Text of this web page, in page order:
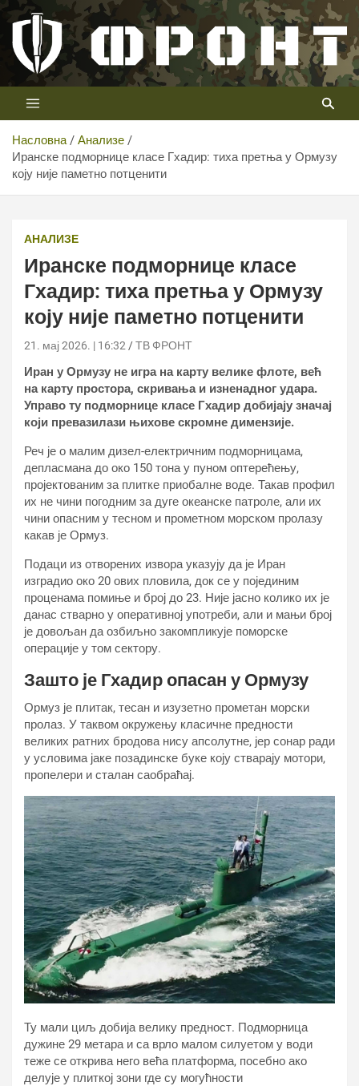
Скип
цонтент
Телевизија ФРОНТ
Први војни канал у Србији
Насловна
Анализе
Иранске подморнице класе Гхадир: тиха претња у Ормузу
коју није паметно потценити
АНАЛИЗЕ
Иранске подморнице класе
Гхадир: тиха претња у Ормузу
коју није паметно потценити
21. мај 2026. | 16:32 ТВ ФРОНТ
Иран у Ормузу не игра на карту велике флоте, већ
на карту простора, скривања и изненадног удара.
Управо ту подморнице класе Гхадир добијају значај
који превазилази њихове скромне димензије.
Реч је о малим дизел-електричним подморницама,
депласмана до око 150 тона у пуном оптерећењу,
пројектованим за плитке приобалне воде. Такав профил
их не чини погодним за дуге океанске патроле, али их
чини опасним у тесном и прометном морском пролазу
какав је Ормуз.
Подаци из отворених извора указују да је Иран
изградио око 20 ових пловила, док се у појединим
проценама помиње и број до 23. Није јасно колико их је
данас стварно у оперативној употреби, али и мањи број
је довољан да озбиљно закомпликује поморске
операције у том сектору.
Зашто је Гхадир опасан у Ормузу
Ормуз је плитак, тесан и изузетно прометан морски
пролаз. У таквом окружењу класичне предности
великих ратних бродова нису апсолутне, јер сонар ради
у условима јаке позадинске буке коју стварају мотори,
пропелери и сталан саобраћај.
Ту мали циљ добија велику предност. Подморница
дужине 29 метара и са врло малом силуетом у води
теже се открива него већа платформа, посебно ако
делује у плиткој зони где су могућности